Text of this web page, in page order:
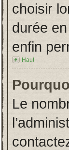
choisir
durée
enfin
Haut
Le